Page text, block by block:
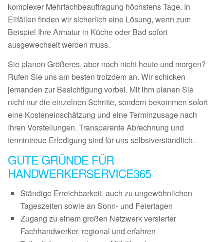
komplexer Mehrfachbeauftragung höchstens Tage. In
Eilfällen finden wir sicherlich eine Lösung, wenn zum
Beispiel Ihre Armatur in Küche oder Bad sofort
ausgewechselt werden muss.
Sie planen Größeres, aber noch nicht heute und morgen?
Rufen Sie uns am besten trotzdem an. Wir schicken
jemanden zur Besichtigung vorbei. Mit ihm planen Sie
nicht nur die einzelnen Schritte, sondern bekommen sofort
eine Kosteneinschätzung und eine Terminzusage nach
Ihren Vorstellungen. Transparente Abrechnung und
termintreue Erledigung sind für uns selbstverständlich.
GUTE GRÜNDE FÜR
HANDWERKERSERVICE365
Ständige Erreichbarkeit, auch zu ungewöhnlichen
Tageszeiten sowie an Sonn- und Feiertagen
Zugang zu einem großen Netzwerk versierter
Fachhandwerker, regional und erfahren